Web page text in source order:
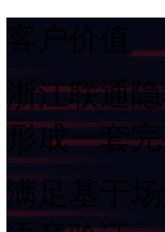
浙江联通
形成一套
满足基于场